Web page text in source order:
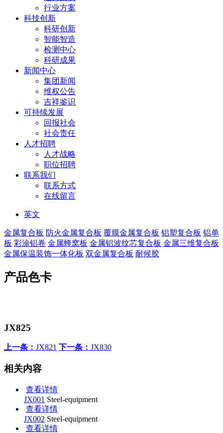
行业方案
科技创新
科研创新
智能智造
检测中心
科研成果
新闻中心
集团新闻
维权公告
吉祥鉴识
可持续发展
回报社会
社会责任
人才招聘
人才战略
职位招聘
联系我们
联系方式
在线留言
英文
金属复合板 防火金属复合板 覆膜金属复合板 铝塑复合板 铝单
板 彩涂铝卷 金属蜂窝板 金属铝波纹芯复合板 金属三维复合板
金属保温装饰一体化板 双金属复合板 耐候胶
产品色卡
JX825
上一条： JX821 下一条： JX830
相关内容
查看详情
JX001 Steel-equipment
查看详情
JX002 Steel-equipment
查看详情